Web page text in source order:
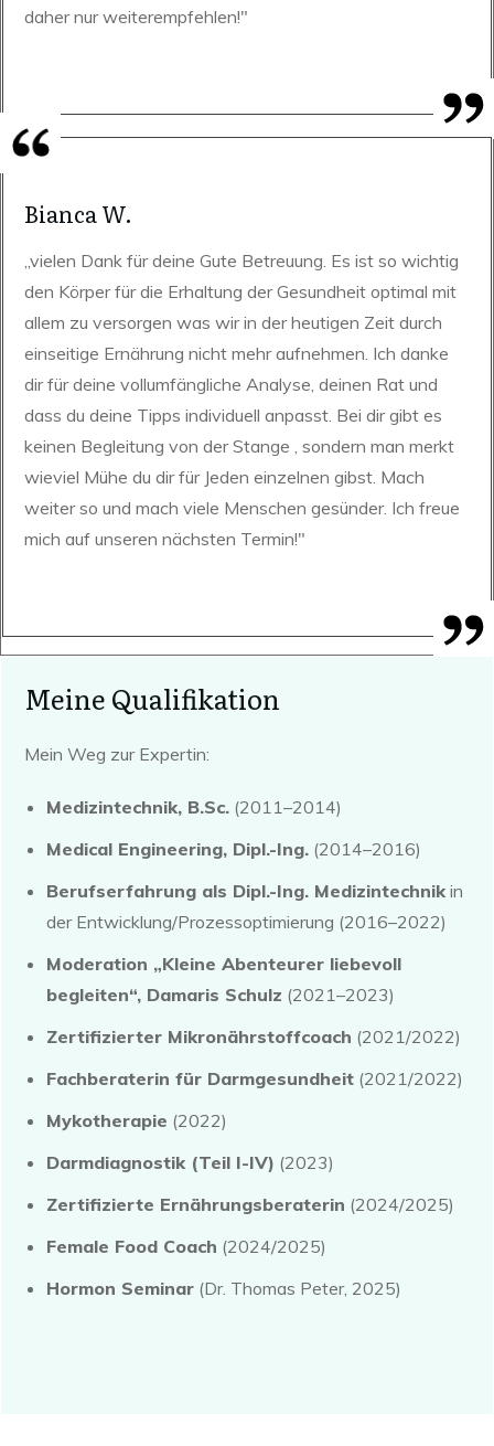
daher nur weiterempfehlen!"
Bianca W.
„vielen Dank für deine Gute Betreuung. Es ist so wichtig
den Körper für die Erhaltung der Gesundheit optimal mit
allem zu versorgen was wir in der heutigen Zeit durch
einseitige Ernährung nicht mehr aufnehmen. Ich danke
dir für deine vollumfängliche Analyse, deinen Rat und
dass du deine Tipps individuell anpasst. Bei dir gibt es
keinen Begleitung von der Stange , sondern man merkt
wieviel Mühe du dir für Jeden einzelnen gibst. Mach
weiter so und mach viele Menschen gesünder. Ich freue
mich auf unseren nächsten Termin!"
Meine Qualifikation
Mein Weg zur Expertin:
Medizintechnik, B.Sc. (2011–2014)
Medical Engineering, Dipl.-Ing. (2014–2016)
Berufserfahrung als Dipl.-Ing. Medizintechnik in
der Entwicklung/Prozessoptimierung (2016–2022)
Moderation „Kleine Abenteurer liebevoll
begleiten“, Damaris Schulz (2021–2023)
Zertifizierter Mikronährstoffcoach (2021/2022)
Fachberaterin für Darmgesundheit (2021/2022)
Mykotherapie (2022)
Darmdiagnostik (Teil I-IV) (2023)
Zertifizierte Ernährungsberaterin (2024/2025)
Female Food Coach (2024/2025)
Hormon Seminar (Dr. Thomas Peter, 2025)